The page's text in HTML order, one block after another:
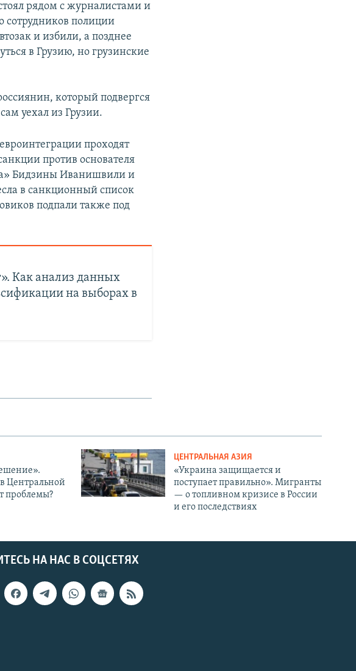
рядом с журналистами и
сотрудников полиции
и избили, а позднее
в Грузию, но грузинские
который подвергся
уехал из Грузии.
проходят
против основателя
Бидзины Иванишвили и
в санкционный список
подпали также под
Как анализ данных
на выборах в
Центральной
проблемы?
ЦЕНТРАЛЬНАЯ АЗИЯ
«Украина защищается и
поступает правильно». Мигранты
— о топливном кризисе в России
и его последствиях
НА НАС В СОЦСЕТЯХ